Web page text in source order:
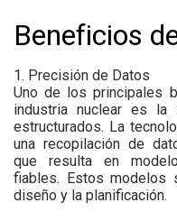
Beneficios
1. Precisión de Datos
Uno de los principales
industria nuclear es
estructurados. La
una recopilación de
que resulta en
fiables. Estos modelos
diseño y la planificación.